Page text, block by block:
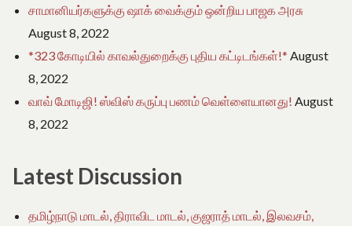
சாமானியர்களுக்கு ஷாக் வைக்கும் ஒன்றிய பாஜக அரசு
August 8, 2022
*323 கோடியில் காவல்துறைக்கு புதிய கட்டிடங்கள்!* August
8, 2022
வாவ் மோடிஜி! ஸ்விஸ் கருப்பு பணம் வெள்ளையானது! August
8, 2022
Latest Discussion
தமிழ்நாடு மாடல், திராவிட மாடல், குஜராத் மாடல், இலவசம்,